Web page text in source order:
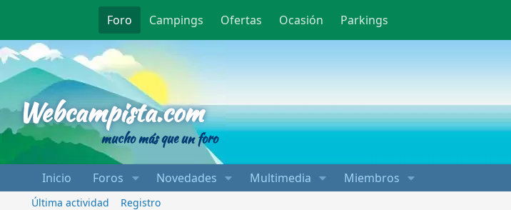
Foro Campings Ofertas Ocasión Parkings
Webcampista.com
mucho más que un foro
Inicio Foros Novedades Multimedia Miembros
Última actividad Registro